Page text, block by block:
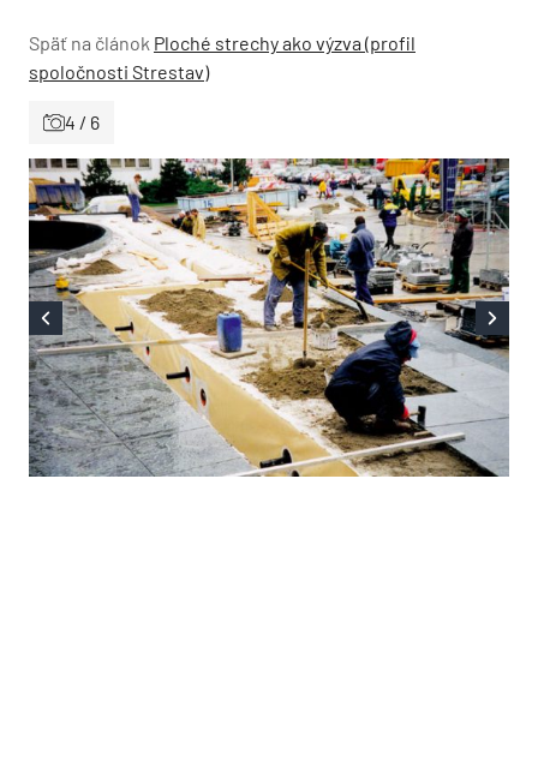
Späť na článok Ploché strechy ako výzva (profil
spoločnosti Strestav)
4 / 6